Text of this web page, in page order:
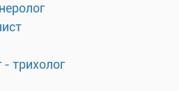
- трихолог